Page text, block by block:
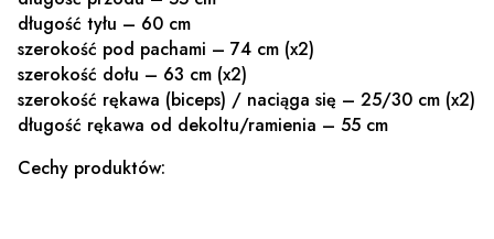
długość tyłu – 60 cm
szerokość pod pachami – 74 cm (x2)
szerokość dołu – 63 cm (x2)
szerokość rękawa (biceps) / naciąga się – 25/30 cm (x2)
długość rękawa od dekoltu/ramienia – 55 cm
Cechy produktów: